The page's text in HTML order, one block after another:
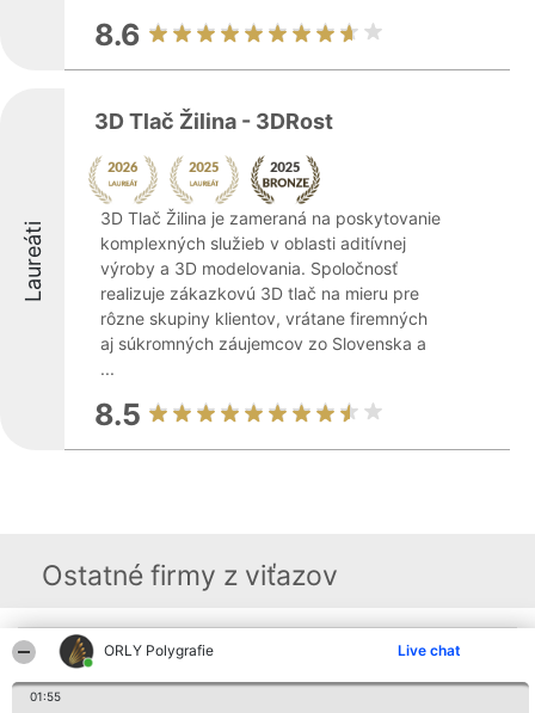
ORLY Polygrafie Live chat
01:55
8.6
Laureáti
3D Tlač Žilina - 3DRost
3D Tlač Žilina je zameraná na poskytovanie
komplexných služieb v oblasti aditívnej
výroby a 3D modelovania. Spoločnosť
realizuje zákazkovú 3D tlač na mieru pre
rôzne skupiny klientov, vrátane firemných
aj súkromných záujemcov zo Slovenska a
...
8.5
Ostatné firmy z viťazov
Organizátor hodnotenia
Bright Side Solutions sp. z o.
o. sp. k.
Lista
Kontakt